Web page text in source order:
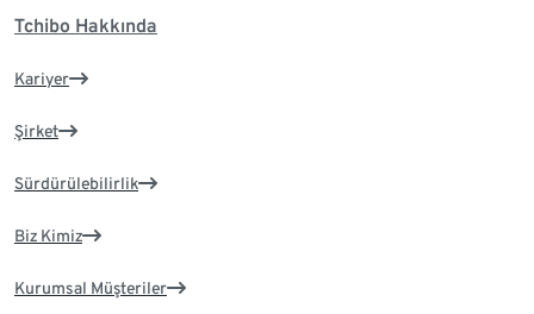
Tchibo Hakkında
Kariyer
Şirket
Sürdürülebilirlik
Biz Kimiz
Kurumsal Müşteriler